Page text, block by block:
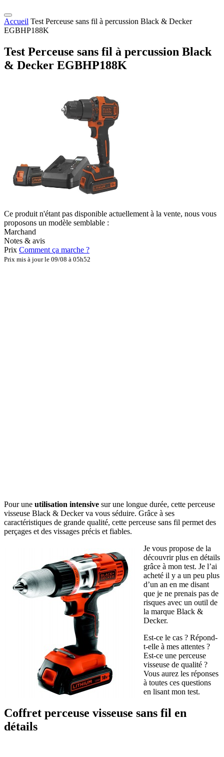
Accueil Test Perceuse sans fil à percussion Black & Decker
EGBHP188K
Test Perceuse sans fil à percussion Black
& Decker EGBHP188K
Ce produit n'étant pas disponible actuellement à la vente, nous vous
proposons un modèle semblable :
Marchand
Notes & avis
Prix Comment ça marche ?
Prix mis à jour le 09/08 à 05h52
Pour une utilisation intensive sur une longue durée, cette perceuse
visseuse Black & Decker va vous séduire. Grâce à ses
caractéristiques de grande qualité, cette perceuse sans fil permet des
perçages et des vissages précis et fiables.
Je vous propose de la
découvrir plus en détails
grâce à mon test. Je l’ai
acheté il y a un peu plus
d’un an en me disant
que je ne prenais pas de
risques avec un outil de
la marque Black &
Decker.
Est-ce le cas ? Répond-
t-elle à mes attentes ?
Est-ce une perceuse
visseuse de qualité ?
Vous aurez les réponses
à toutes ces questions
en lisant mon test.
Coffret perceuse visseuse sans fil en
détails